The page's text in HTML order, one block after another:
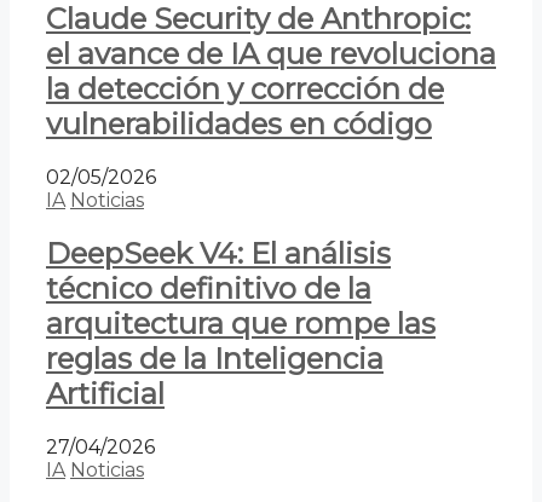
Claude Security de Anthropic:
el avance de IA que revoluciona
la detección y corrección de
vulnerabilidades en código
02/05/2026
IA Noticias
DeepSeek V4: El análisis
técnico definitivo de la
arquitectura que rompe las
reglas de la Inteligencia
Artificial
27/04/2026
IA Noticias